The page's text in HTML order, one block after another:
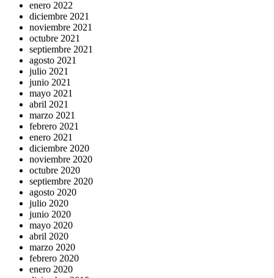
enero 2022
diciembre 2021
noviembre 2021
octubre 2021
septiembre 2021
agosto 2021
julio 2021
junio 2021
mayo 2021
abril 2021
marzo 2021
febrero 2021
enero 2021
diciembre 2020
noviembre 2020
octubre 2020
septiembre 2020
agosto 2020
julio 2020
junio 2020
mayo 2020
abril 2020
marzo 2020
febrero 2020
enero 2020